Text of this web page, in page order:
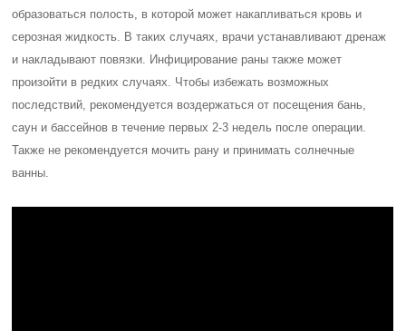
образоваться полость, в которой может накапливаться кровь и
серозная жидкость. В таких случаях, врачи устанавливают дренаж
и накладывают повязки. Инфицирование раны также может
произойти в редких случаях. Чтобы избежать возможных
последствий, рекомендуется воздержаться от посещения бань,
саун и бассейнов в течение первых 2-3 недель после операции.
Также не рекомендуется мочить рану и принимать солнечные
ванны.